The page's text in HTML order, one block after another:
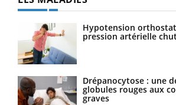
Hypotension
pression artérielle
Drépanocytose : une
globules rouges aux
graves